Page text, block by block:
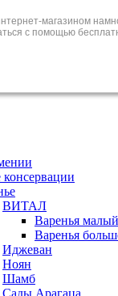
магазином
с помощью
ВИТАЛ
Варенья
Варенья
Иджеван
Ноян
Шамб
Сады Арагаца